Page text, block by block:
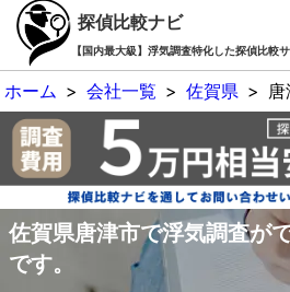
探偵比較ナビ
【国内最大級】浮気調査特化した探偵比較
ホーム > 会社一覧 > 佐賀県 >
佐賀県唐津市で浮気調査が
です。